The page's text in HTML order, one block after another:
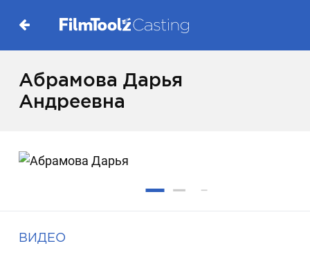
Абрамова Дарья
Андреевна
ВИДЕО